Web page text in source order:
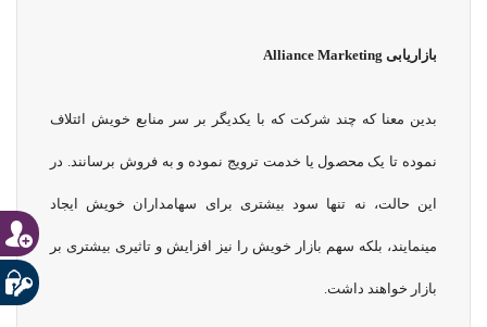
بازاریابی Alliance Marketing
بدین معنا که چند شرکت که با یکدیگر بر سر منابع خویش ائتلاف
نموده تا یک محصول یا خدمت ترویج نموده و به فروش برسانند. در
این حالت، نه تنها سود بیشتری برای سهامداران خویش ایجاد
مینمایند، بلکه سهم بازار خویش را نیز افزایش و تاثیری بیشتری بر
بازار خواهند داشت.